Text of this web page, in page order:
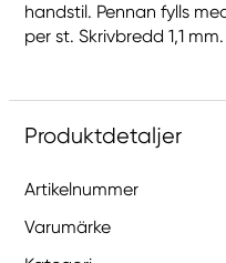
handstil. Pennan fylls
per st. Skrivbredd 1,1 mm.
Produktdetaljer
Artikelnummer
Varumärke